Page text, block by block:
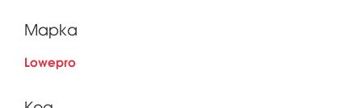
Марка
Lowepro